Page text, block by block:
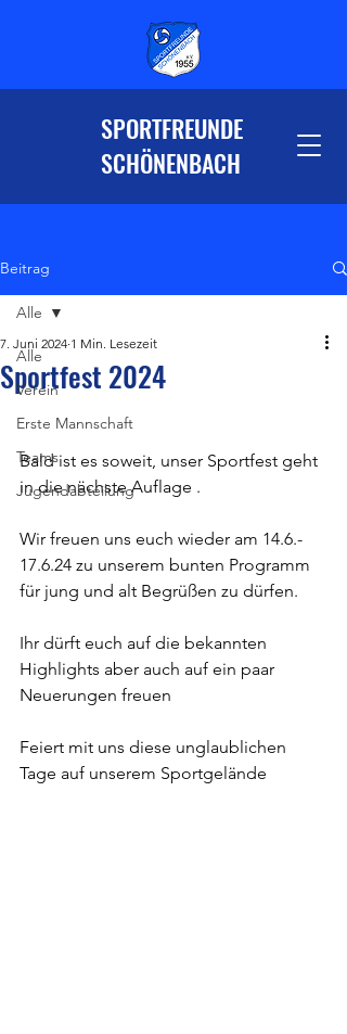
SPORTFREUNDE
SCHÖNENBACH
Beitrag
Alle
Verein
Erste Mannschaft
Teams
Jugendabteilung
Alle
Sportfest 2024
7. Juni 2024 1 Min. Lesezeit
Bald ist es soweit, unser Sportfest geht
in die nächste Auflage .
Wir freuen uns euch wieder am 14.6.-
17.6.24 zu unserem bunten Programm
für jung und alt Begrüßen zu dürfen.
Ihr dürft euch auf die bekannten
Highlights aber auch auf ein paar
Neuerungen freuen
Feiert mit uns diese unglaublichen
Tage auf unserem Sportgelände